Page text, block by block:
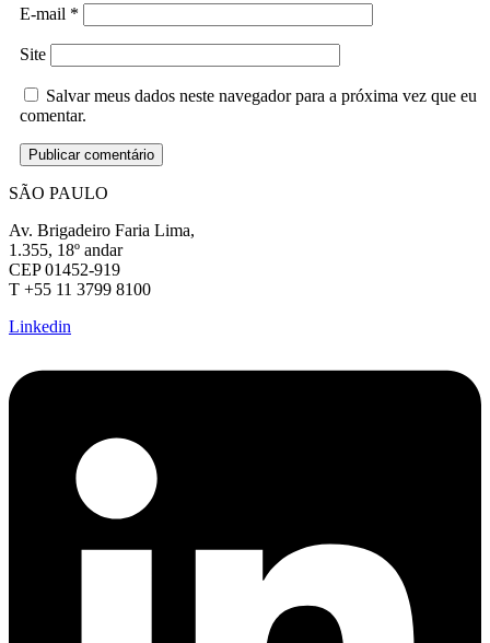
E-mail *
Site
Salvar meus dados neste navegador para a próxima vez que eu
comentar.
SÃO PAULO
Av. Brigadeiro Faria Lima,
1.355, 18º andar
CEP 01452-919
T +55 11 3799 8100
Linkedin